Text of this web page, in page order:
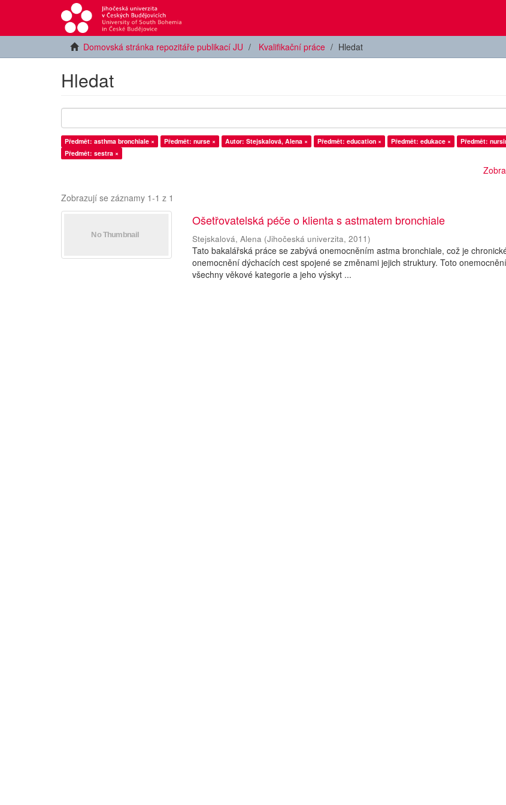
Domovská stránka repozitáře publikací JU Kvalifikační práce Hledat
Hledat
Předmět: asthma bronchiale × Předmět: nurse × Autor: Stejskalová, Alena × Předmět: education × Předmět: edukace ×
Předmět:
Předmět: sestra ×
Zobrazují se záznamy 1-1 z 1
Ošetřovatelská péče o klienta s astmatem bronchiale
Stejskalová, Alena (Jihočeská univerzita,2011)
Tato bakalářská práce se zabývá onemocněním astma bronchiale, což je
onemocnění dýchacích cest spojené se změnami jejich struktury. Toto
všechny věkové kategorie a jeho výskyt ...